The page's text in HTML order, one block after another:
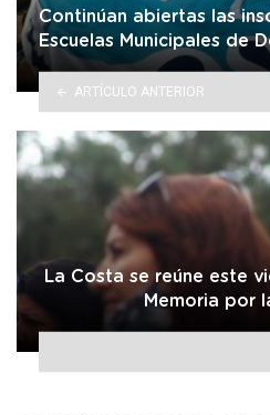
Continúan abiertas las
Escuelas Municipales de
ARTÍCULO ANTERIOR
La Costa se reúne este
Memoria por